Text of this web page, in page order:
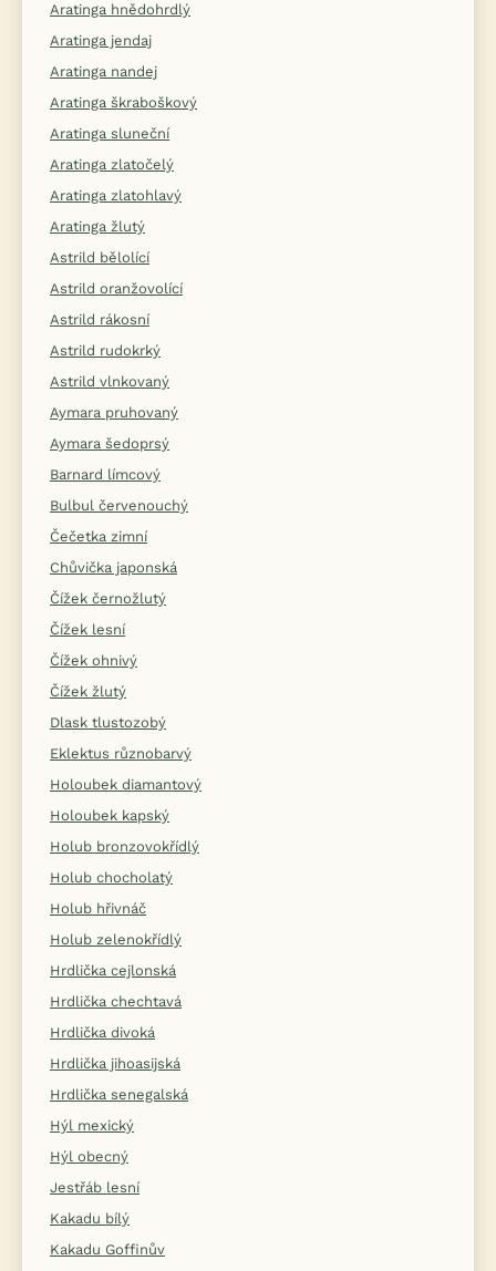
Aratinga hnědohrdlý
Aratinga jendaj
Aratinga nandej
Aratinga škraboškový
Aratinga sluneční
Aratinga zlatočelý
Aratinga zlatohlavý
Aratinga žlutý
Astrild bělolící
Astrild oranžovolící
Astrild rákosní
Astrild rudokrký
Astrild vlnkovaný
Aymara pruhovaný
Aymara šedoprsý
Barnard límcový
Bulbul červenouchý
Čečetka zimní
Chůvička japonská
Čížek černožlutý
Čížek lesní
Čížek ohnivý
Čížek žlutý
Dlask tlustozobý
Eklektus různobarvý
Holoubek diamantový
Holoubek kapský
Holub bronzovokřídlý
Holub chocholatý
Holub hřivnáč
Holub zelenokřídlý
Hrdlička cejlonská
Hrdlička chechtavá
Hrdlička divoká
Hrdlička jihoasijská
Hrdlička senegalská
Hýl mexický
Hýl obecný
Jestřáb lesní
Kakadu bílý
Kakadu Goffinův